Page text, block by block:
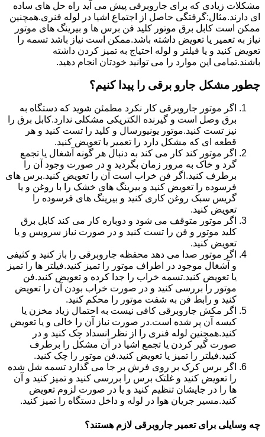
مشکلات زیادی که برای جاروبرقی پیش می آید راه حل های ساده
ای دارند.مثال:گرفتگی حاصل از اجتماع اشیا در لوله فنری.همچنین
ممکن است کابل برق موتور کلید فن برس ها و بیرینگ های موتور
نیاز به تعمیر یا تعویض داشته باشد.ممکن است نیاز باشد تسمه را
تعویض کنید و یا فیلتر و لوله احتیاج به تمیز کردن داشته
باشند.تمامی این موارد را می توانید خودتان انجام دهید.
چطور مشکل جارو برقی را پیدا کنیم؟
اگر موتور جاروبرقی کار نکرد مطمئن شوید که دستگاه به
برق وصل است و گیرنده الکتریکی مشکلی ندارد.کابل برق را
نیز تست کنید.موتور یونیورسال و کلید را تست کنید و هر
قطعه ای که مشکل دارد را تعمیر یا تعویض کنید.
اگر موتور کند کار می کند به دنبال هر گونه آشغال یا تجمع
گرد و خاک به مرور زمان بگردید و در صورت وجود آن را
برطرف کنید.اگر فن خراب است آن را تعویض کنید.برس های
فرسوده را تعویض کنید و بیرینگ های خشک را با روغن و یا
گریس سبک روغن کاری کنید و بیرینگ های فرسوده را
تعویض کنید.
اگر موتور متوقف می شود و دوباره کار می کند کابل برق
کلید موتور و فن را تست کنید و در صورت نیاز سرویس و یا
تعویض کنید.
اگر موتور صدا می دهد محفظه جاروبرقی را باز کنید و کثیفی
و آشغال موجود در اطراف موتور را تمیز کنید.فیلتر ها را تمیز
یا تعویض کنید.تسمه خراب را جدا کرده و تعویض کنید.فن
موتور را بررسی کنید و در صورت خراب بودن آن را تعویض
کنید و رابط فن به شفت موتور را محکم کنید.
اگر مکش جاروبرقی کافی نیست به احتمال زیاد مخزن یا
کیسه آن پر شده است.در صورت نیاز آن را خالی و یا تعویض
کنید.همچنین لوله فنری را از نظر انسداد چک کنید و در
صورت گیر کردن یا تجمع اشیا در آن مشکل را برطرف
کنید.فیلتر را تمیز یا تعویض کنید.فن موتور را چک کنید.
اگر برس کرک بر روی فرش بر جا می گذارد تسمه شل شده
را تعویض کنید و غلتک برس را بررسی کنید و تمیز کنید و آن
ها را در جایشان تنظیم کنید و یا در صورت لزوم تعویض
کنید.مسیر جریان هوا در لوله و داخل دستگاه را تمیز کنید.
چه وسایلی برای تعمیر جاروبرقی لازم هستند؟